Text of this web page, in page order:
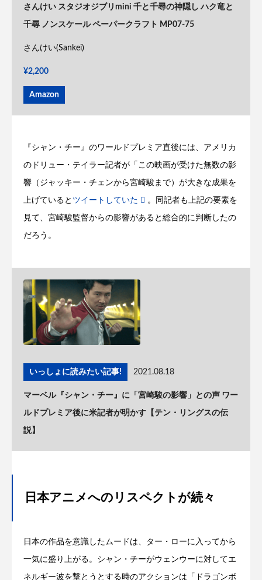
さんけい スタジオジブリmini 千と千尋の神隠し ハク竜と
千尋 ノンスケール ペーパークラフト MP07-75
さんけい(Sankei)
¥2,200
Amazon
『シャン・チー』のワールドプレミア直後には、アメリカ
のドリュー・テイラー記者が「この映画が受けた無数の影
響（ジャッキー・チェンから宮崎駿まで）が大きな成果を
上げていると ツイートしていた 。同記者も上記の要素を
見て、宮崎駿監督からの影響があると総合的に判断したの
だろう。
いっしょに読みたい記事! 2021.08.18
マーベル『シャン・チー』に「宮崎駿の影響」との声 ワー
ルドプレミア後に米記者が明かす【テン・リングスの伝
説】
日本アニメへのリスペクトが続々
日本の作品を意識したムードは、ター・ローに入ってから
一気に盛り上がる。シャン・チーがウェンウーに対してエ
ネルギー波を撃とうとする時のアクションは「ドラゴンボ